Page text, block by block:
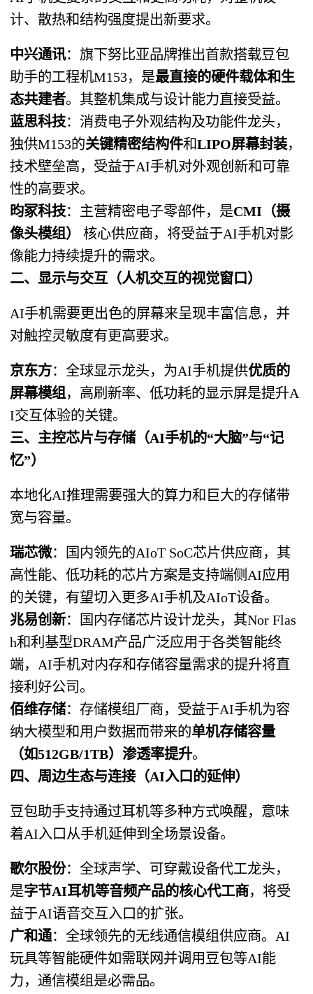
计、散热和结构强度提出新要求。
中兴通讯：旗下努比亚品牌推出首款搭载豆包
助手的工程机M153，是最直接的硬件载体和生
态共建者。其整机集成与设计能力直接受益。
蓝思科技：消费电子外观结构及功能件龙头，
独供M153的关键精密结构件和LIPO屏幕封装，
技术壁垒高，受益于AI手机对外观创新和可靠
性的高要求。
昀冢科技：主营精密电子零部件，是CMI（摄
像头模组）
​ 核心供应商，将受益于AI手机对影
像能力持续提升的需求。
二、显示与交互（人机交互的视觉窗口）
AI手机需要更出色的屏幕来呈现丰富信息，并
对触控灵敏度有更高要求。
京东方：全球显示龙头，为AI手机提供优质的
屏幕模组，高刷新率、低功耗的显示屏是提升A
I交互体验的关键。
三、主控芯片与存储（AI手机的“大脑”与“记
忆”）
本地化AI推理需要强大的算力和巨大的存储带
宽与容量。
瑞芯微：国内领先的AIoT SoC芯片供应商，其
高性能、低功耗的芯片方案是支持端侧AI应用
的关键，有望切入更多AI手机及AIoT设备。
兆易创新：国内存储芯片设计龙头，其Nor Flas
h和利基型DRAM产品广泛应用于各类智能终
端，AI手机对内存和存储容量需求的提升将直
接利好公司。
佰维存储：存储模组厂商，受益于AI手机为容
纳大模型和用户数据而带来的单机存储容量
（如512GB/1TB）渗透率提升。
四、周边生态与连接（AI入口的延伸）
豆包助手支持通过耳机等多种方式唤醒，意味
着AI入口从手机延伸到全场景设备。
歌尔股份：全球声学、可穿戴设备代工龙头，
是字节AI耳机等音频产品的核心代工商，将受
益于AI语音交互入口的扩张。
广和通：全球领先的无线通信模组供应商。AI
玩具等智能硬件如需联网并调用豆包等AI能
力，通信模组是必需品。